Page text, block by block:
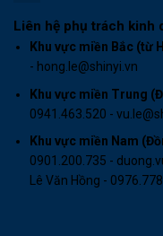
Liên hệ phụ trách kinh
Khu vực miền Bắc (từ
- hong.le@shinyi.vn
Khu vực miền Trung
0941.463.520 -
Khu vực miền Nam
0901.200.735 -
Lê Văn Hồng -